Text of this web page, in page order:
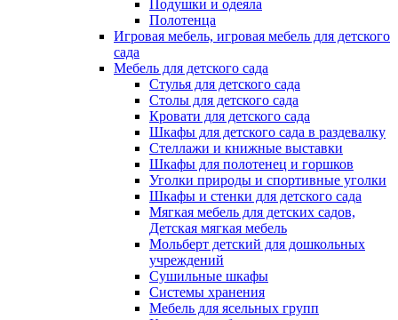
Подушки и одеяла
Полотенца
Игровая мебель, игровая мебель для детского
сада
Мебель для детского сада
Стулья для детского сада
Столы для детского сада
Кровати для детского сада
Шкафы для детского сада в раздевалку
Стеллажи и книжные выставки
Шкафы для полотенец и горшков
Уголки природы и спортивные уголки
Шкафы и стенки для детского сада
Мягкая мебель для детских садов,
Детская мягкая мебель
Мольберт детский для дошкольных
учреждений
Сушильные шкафы
Системы хранения
Мебель для ясельных групп